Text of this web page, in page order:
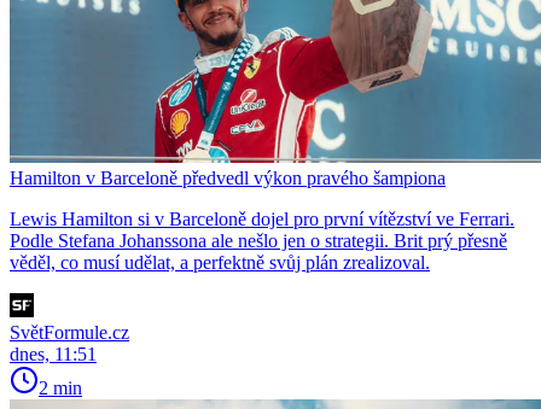
Hamilton v Barceloně předvedl výkon pravého šampiona
Lewis Hamilton si v Barceloně dojel pro první vítězství ve Ferrari.
Podle Stefana Johanssona ale nešlo jen o strategii. Brit prý přesně
věděl, co musí udělat, a perfektně svůj plán zrealizoval.
SvětFormule.cz
dnes, 11:51
2 min